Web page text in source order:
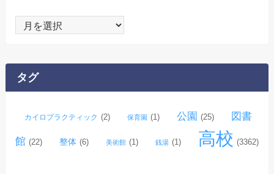
ー
ブ
タグ
カイロプラクティック (2) 保育園 (1) 公園 (25) 図書
館 (22) 整体 (6) 美術館 (1) 銭湯 (1) 高校 (3362)